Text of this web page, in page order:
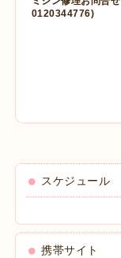
0120344776)
スケジュール
携帯サイト